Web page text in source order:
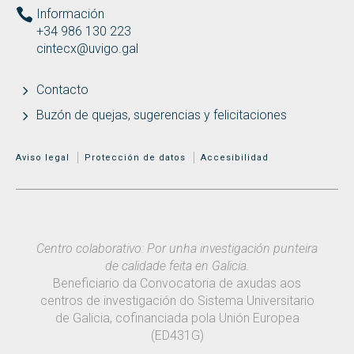
Información
+34 986 130 223
cintecx@uvigo.gal
Contacto
Buzón de quejas, sugerencias y felicitaciones
MENÚ ADICIONAL
Aviso legal Protección de datos Accesibilidad
Centro colaborativo: Por unha investigación punteira
de calidade feita en Galicia.
Beneficiario da Convocatoria de axudas aos
centros de investigación do Sistema Universitario
de Galicia, cofinanciada pola Unión Europea
(ED431G)